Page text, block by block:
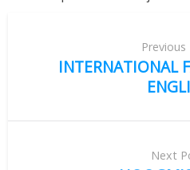
Previous
INTERNATIONAL
Next